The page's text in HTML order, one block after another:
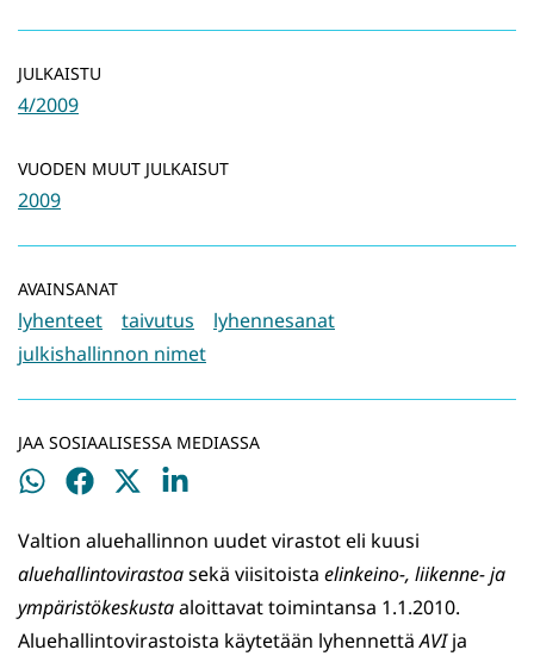
JULKAISTU
4/2009
VUODEN MUUT JULKAISUT
2009
AVAINSANAT
lyhenteet taivutus
lyhennesanat
julkishallinnon nimet
JAA SOSIAALISESSA MEDIASSA
Jaa
Jaa
Jaa
Jaa
Valtion aluehallinnon uudet virastot eli kuusi
aluehallintovirastoasekä viisitoista elinkeino-, liikenne- ja
ympäristökeskustaaloittavat toimintansa 1.1.2010.
Aluehallintovirastoista käytetään lyhennettäAVIja